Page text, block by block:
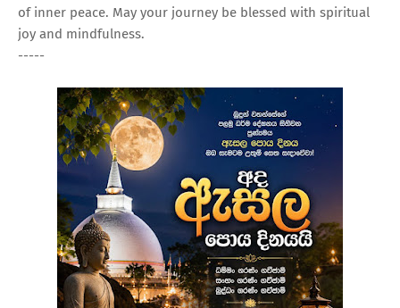
of inner peace. May your journey be blessed with spiritual
joy and mindfulness.
-----